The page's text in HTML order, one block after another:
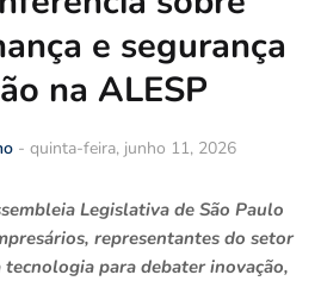
e segurança
na ALESP
- quinta-feira, junho 11, 2026
Legislativa de São Paulo
representantes do setor
para debater inovação,